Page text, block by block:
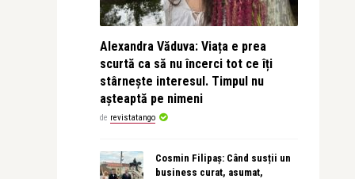
Alexandra Văduva: Viața e prea
scurtă ca să nu încerci tot ce îți
stârnește interesul. Timpul nu
așteaptă pe nimeni
de revistatango
Cosmin Filipaș: Când susții un
business curat, asumat,